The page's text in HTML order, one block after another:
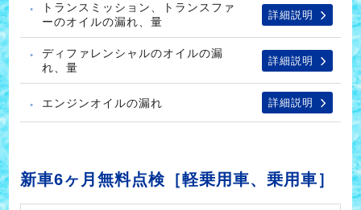
トランスミッション、トランスファ
ーのオイルの漏れ、量
詳細説明
ディファレンシャルのオイルの漏
れ、量
詳細説明
エンジンオイルの漏れ 詳細説明
新車6ヶ月無料点検［軽乗用車、乗用車］